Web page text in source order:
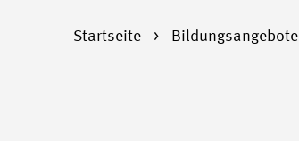
Startseite Bildungsangebote